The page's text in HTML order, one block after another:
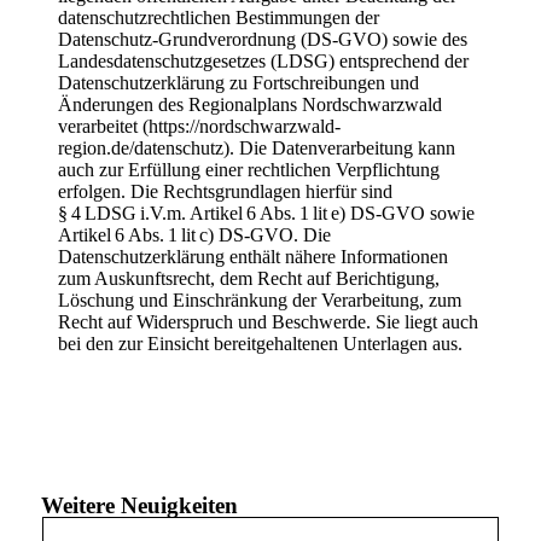
datenschutzrechtlichen Bestimmungen der
Datenschutz-Grundverordnung (DS-GVO) sowie des
Landesdatenschutzgesetzes (LDSG) entsprechend der
Datenschutzerklärung zu Fortschreibungen und
Änderungen des Regionalplans Nordschwarzwald
verarbeitet (https://nordschwarzwald-
region.de/datenschutz). Die Datenverarbeitung kann
auch zur Erfüllung einer rechtlichen Verpflichtung
erfolgen. Die Rechtsgrundlagen hierfür sind
§ 4 LDSG i.V.m. Artikel 6 Abs. 1 lit e) DS-GVO sowie
Artikel 6 Abs. 1 lit c) DS-GVO. Die
Datenschutzerklärung enthält nähere Informationen
zum Auskunftsrecht, dem Recht auf Berichtigung,
Löschung und Einschränkung der Verarbeitung, zum
Recht auf Widerspruch und Beschwerde. Sie liegt auch
bei den zur Einsicht bereitgehaltenen Unterlagen aus.
Weitere Neuigkeiten